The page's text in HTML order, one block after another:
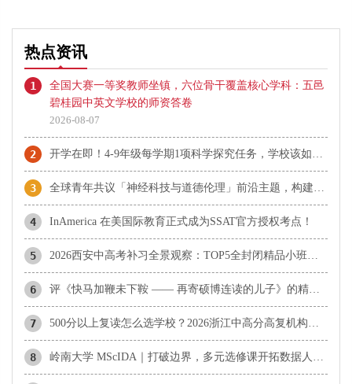
热点资讯
1
全国大赛一等奖教师坐镇，六位骨干覆盖核心学科：五邑
碧桂园中英文学校的师资答卷
2026-08-07
2 开学在即！4-9年级每学期1项科学探究任务，学校该如何快速落地执行？
3 全球青年共议「神经科技与道德伦理」前沿主题，构建科创向善未来
4 InAmerica 在美国际教育正式成为SSAT官方授权考点！
5 2026西安中高考补习全景观察：TOP5全封闭精品小班赛道学校推荐
6 评《快马加鞭未下鞍 —— 再寄硕博连读的儿子》的精神内核
7 500分以上复读怎么选学校？2026浙江中高分高复机构解析
8 岭南大学 MScIDA｜打破边界，多元选修课开拓数据人才无限前路